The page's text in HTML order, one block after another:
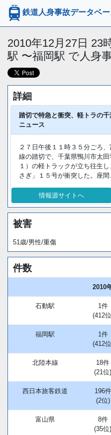
鉄道人身事故データベー
2010年12月27日 23
駅 〜福岡駅 で人身
詳細
踏切で特急と衝突、軽トラの
ニュース
２７日午後１１時３５分ごろ
線の踏切で、千葉県鴨川市太
１）の軽トラックが立ち往生
さぎ」１５号が衝突した。座間
情報源サイトへ
被害
51歳/男性/重傷
件数
2010
石動駅
1件
(412
福岡駅
1件
(412
北陸本線
18件
(21位)
西日本旅客鉄道
196件
(2位)
富山県
8件
(35位)